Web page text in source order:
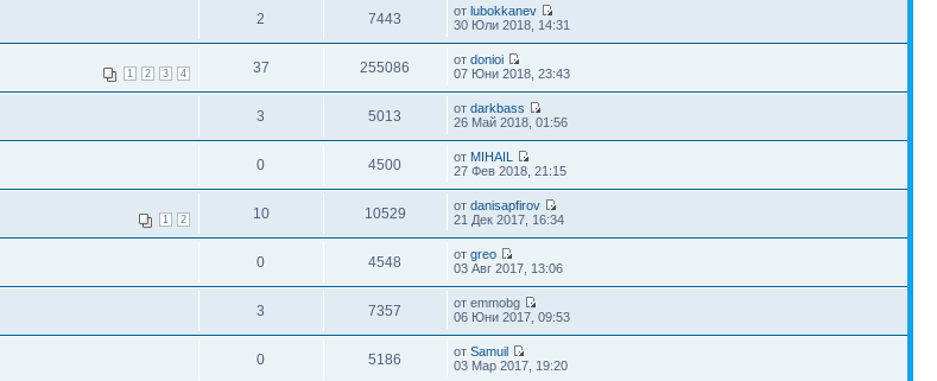
2 7443 отlubokkanev
30 Юли 2018, 14:31
1 2 3 4 37 255086 отdonioi
07 Юни 2018, 23:43
3 5013 отdarkbass
26 Май 2018, 01:56
0 4500 от MIHAIL
27 Фев 2018, 21:15
1 2 10 10529 отdanisapfirov
21 Дек 2017, 16:34
0 4548 отgreo
03 Авг 2017, 13:06
3 7357
от emmobg
06 Юни 2017, 09:53
0 5186 отSamuil
03 Мар 2017, 19:20